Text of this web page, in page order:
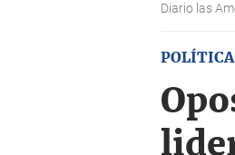
Diario las
POLÍTICA